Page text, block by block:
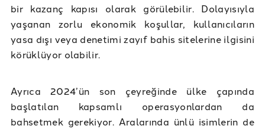
bir kazanç kapısı olarak görülebilir. Dolayısıyla
yaşanan zorlu ekonomik koşullar, kullanıcıların
yasa dışı veya denetimi zayıf bahis sitelerine ilgisini
körüklüyor olabilir.
Ayrıca 2024’ün son çeyreğinde ülke çapında
başlatılan kapsamlı operasyonlardan da
bahsetmek gerekiyor. Aralarında ünlü isimlerin de